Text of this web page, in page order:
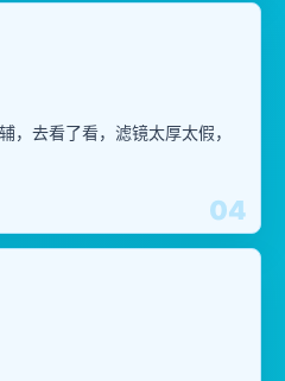
04
，去看了看，滤镜太厚太假，